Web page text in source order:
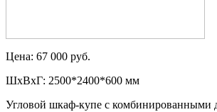
Цена: 67 000 руб.
ШxВxГ: 2500*2400*600 мм
Угловой шкаф-купе с комбинированными